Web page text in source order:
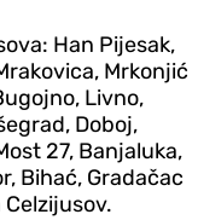
Han Pijesak,
Mrkonjić
Livno,
Doboj,
27, Banjaluka,
Bihać, Gradačac